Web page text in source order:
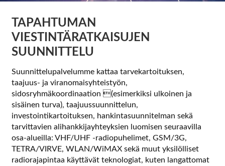
Ajankohtaista
TAPAHTUMAN
VIESTINTÄRATKAISUJEN
SUUNNITTELU
Suunnittelupalvelumme kattaa tarvekartoituksen,
taajuus- ja viranomaisyhteistyön,
sidosryhmäkoordinaation (esimerkiksi ulkoinen ja
sisäinen turva), taajuussuunnittelun,
investointikartoituksen, hankintasuunnitelman sekä
tarvittavien alihankkijayhteyksien luomisen seuraavilla
osa-alueilla: VHF/UHF -radiopuhelimet, GSM/3G,
TETRA/VIRVE, WLAN/WiMAX sekä muut yksilölliset
radiorajapintaa käyttävät teknologiat, kuten langattomat